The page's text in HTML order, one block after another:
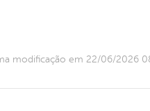
modificação em 22/06/2026